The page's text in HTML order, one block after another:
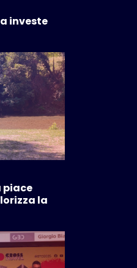
investe
piace
la